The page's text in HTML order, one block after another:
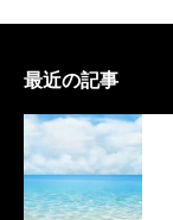
最近の記事